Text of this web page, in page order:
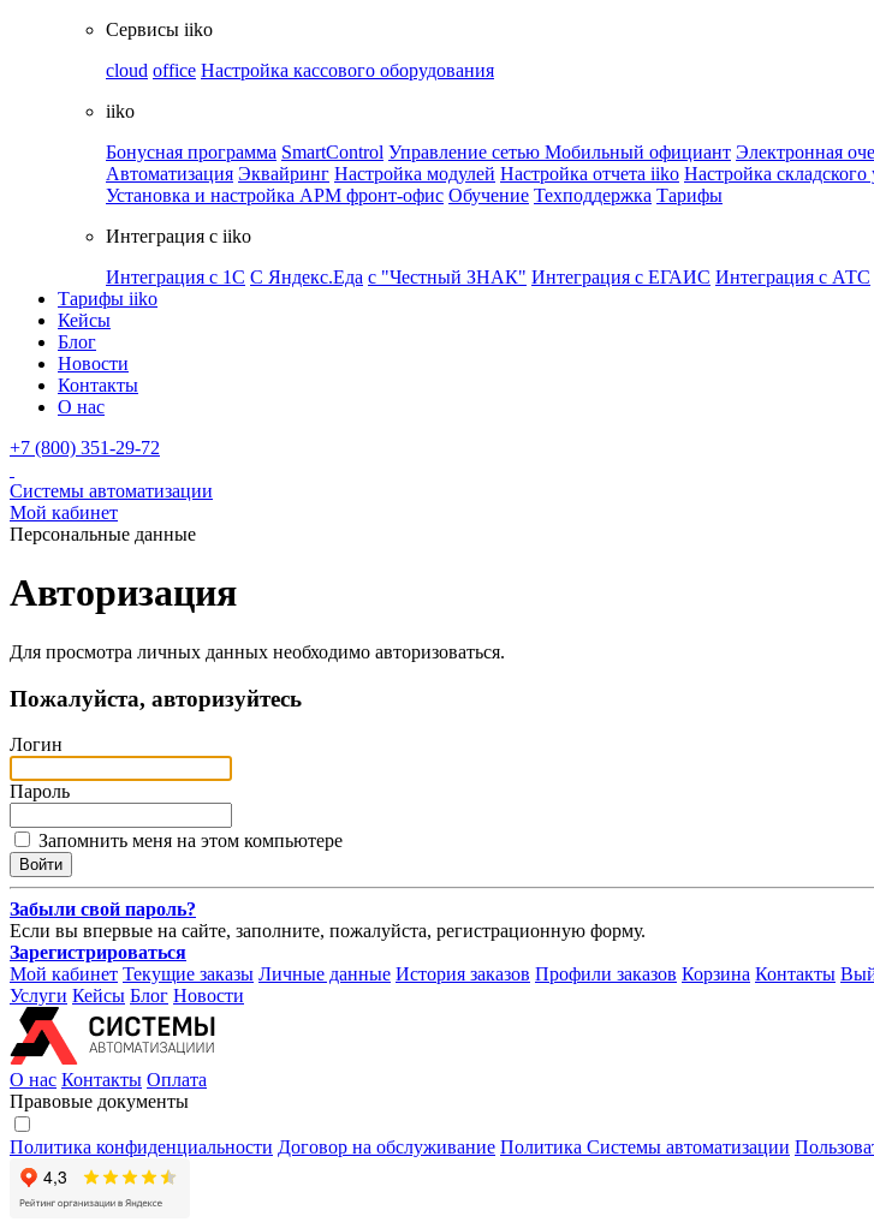
Сервисы iiko
cloud office Настройка кассового оборудования
iiko
Бонусная программа SmartControl Управление сетью Мобильный официант Электронная
Автоматизация Эквайринг Настройка модулей Настройка отчета iiko Настройка складского
Установка и настройка APM фронт-офис Обучение Техподдержка Тарифы
Интеграция с iiko
Интеграция с 1С С Яндекс.Еда с "Честный ЗНАК" Интеграция с ЕГАИС Интеграция с АТС
Тарифы iiko
Кейсы
Блог
Новости
Контакты
О нас
+7 (800) 351-29-72
Системы автоматизации
Мой кабинет
Персональные данные
Авторизация
Для просмотра личных данных необходимо авторизоваться.
Пожалуйста, авторизуйтесь
Логин
Пароль
Запомнить меня на этом компьютере
Забыли свой пароль?
Если вы впервые на сайте, заполните, пожалуйста, регистрационную форму.
Зарегистрироваться
Мой кабинет Текущие заказы Личные данные История заказов Профили заказов Корзина Контакты
Услуги Кейсы Блог Новости
О нас Контакты Оплата
Правовые документы
Политика конфиденциальности Договор на обслуживание Политика Системы автоматизации